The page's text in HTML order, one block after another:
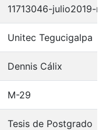
11713046-julio2019-
Unitec Tegucigalpa
Dennis Cálix
M-29
Tesis de Postgrado